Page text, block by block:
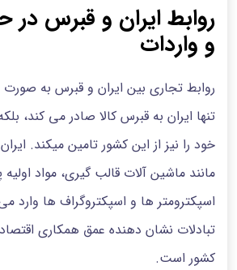
روابط ایران و قبرس در
و واردات
روابط تجاری بین ایران و قبرس به صورت
تنها ایران به قبرس کالا صادر می کند،
خود را نیز از این کشور تامین میکند.
مانند ماشین‌ آلات قالب‌ گیری، مواد اولیه
اسپکترومتر ها و اسپکتروگراف‌ ها وارد
تبادلات نشان‌ دهنده عمق همکاری
کشور است.